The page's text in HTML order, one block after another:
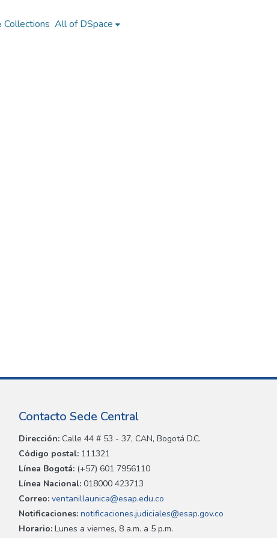
Collections All of DSpace
Contacto Sede Central
Dirección: Calle 44 # 53 - 37, CAN, Bogotá D.C.
Código postal: 111321
Línea Bogotá: (+57) 601 7956110
Línea Nacional: 018000 423713
Correo: ventanillaunica@esap.edu.co
Notificaciones: notificaciones.judiciales@esap.gov.co
Horario: Lunes a viernes, 8 a.m. a 5 p.m.